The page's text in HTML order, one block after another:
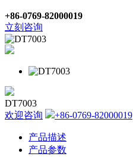
+86-0769-82000019
立刻咨询
DT7003
欢迎咨询
+86-0769-82000019
产品描述
产品参数